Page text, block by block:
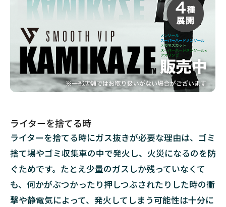
ガ
ス
抜
き
を
す
の
注
意
点
2.1
屋外
で行
う
ライターを捨てる時
ライターを捨てる時にガス抜きが必要な理由は、ゴミ
捨て場やゴミ収集車の中で発火し、火災になるのを防
ぐためです。たとえ少量のガスしか残っていなくて
も、何かがぶつかったり押しつぶされたりした時の衝
撃や静電気によって、発火してしまう可能性は十分に